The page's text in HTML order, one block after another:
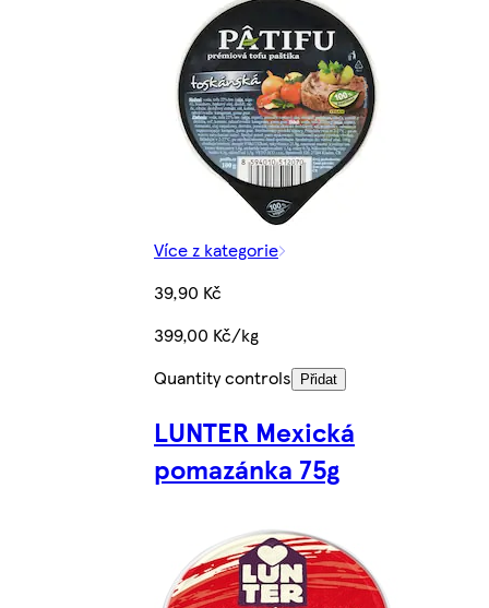
Více z kategorie
39,90 Kč
399,00 Kč/kg
Quantity controls
Přidat
LUNTER Mexická
pomazánka 75g